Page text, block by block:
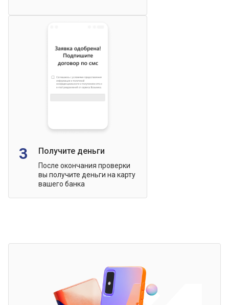
3 Получите деньги
После окончания проверки
вы получите деньги на карту
вашего банка